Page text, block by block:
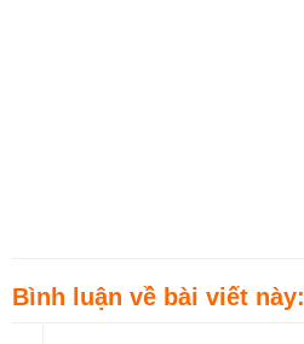
Bình luận về bài viết này: